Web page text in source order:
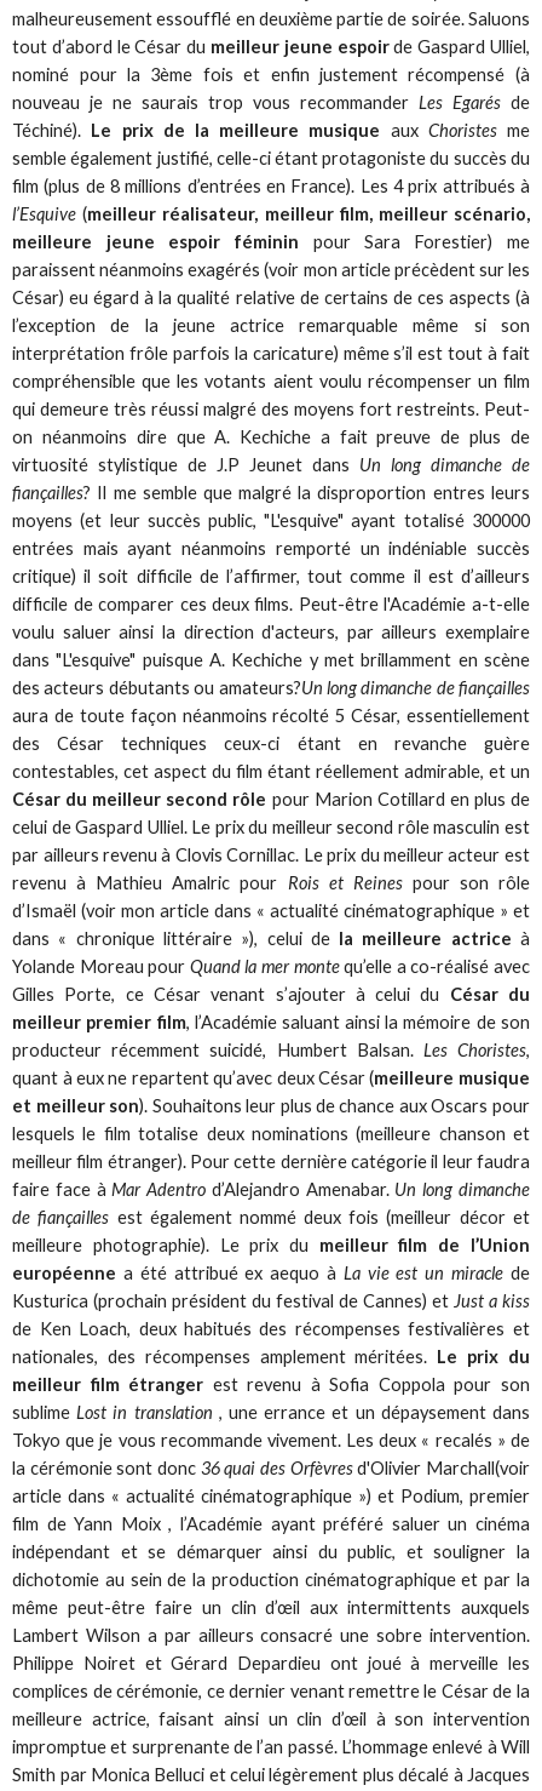
malheureusement essoufflé en deuxième partie de soirée. Saluons
tout d’abord le César du meilleur jeune espoirde Gaspard Ulliel,
nominé pour la 3ème fois et enfin justement récompensé (à
nouveau je ne saurais trop vous recommander Les Egarésde
Téchiné). Le prix de la meilleure musique aux Choristesme
semble également justifié, celle-ci étant protagoniste du succès du
film (plus de 8 millions d’entrées en France). Les 4 prix attribués à
l’Esquive (meilleur réalisateur, meilleur film, meilleur scénario,
meilleure jeune espoir féminin pour Sara Forestier) me
paraissent néanmoins exagérés (voir mon article précèdent sur les
César) eu égard à la qualité relative de certains de ces aspects (à
l’exception de la jeune actrice remarquable même si son
interprétation frôle parfois la caricature) même s’il est tout à fait
compréhensible que les votants aient voulu récompenser un film
qui demeure très réussi malgré des moyens fort restreints. Peut-
on néanmoins dire que A. Kechiche a fait preuve de plus de
virtuosité stylistique de J.P Jeunet dans Un long dimanche de
fiançailles? Il me semble que malgré la disproportion entres leurs
moyens (et leur succès public, "L'esquive" ayant totalisé 300000
entrées mais ayant néanmoins remporté un indéniable succès
critique) il soit difficile de l’affirmer, tout comme il est d’ailleurs
difficile de comparer ces deux films. Peut-être l'Académie a-t-elle
voulu saluer ainsi la direction d'acteurs, par ailleurs exemplaire
dans "L'esquive" puisque A. Kechiche y met brillamment en scène
des acteurs débutants ou amateurs?Un long dimanche de fiançailles
aura de toute façon néanmoins récolté 5 César, essentiellement
des César techniques ceux-ci étant en revanche guère
contestables, cet aspect du film étant réellement admirable, et un
César du meilleur second rôle pour Marion Cotillard en plus de
celui de Gaspard Ulliel. Le prix du meilleur second rôle masculin est
par ailleurs revenu à Clovis Cornillac. Le prix du meilleur acteur est
revenu à Mathieu Amalric pour Rois et Reinespour son rôle
d’Ismaël (voir mon article dans « actualité cinématographique » et
dans « chronique littéraire »), celui de la meilleure actrice à
Yolande Moreau pour Quand la mer montequ’elle a co-réalisé avec
Gilles Porte, ce César venant s’ajouter à celui du César du
meilleur premier film, l’Académie saluant ainsi la mémoire de son
producteur récemment suicidé, Humbert Balsan. Les Choristes,
quant à eux ne repartent qu’avec deux César (meilleure musique
et meilleur son). Souhaitons leur plus de chance aux Oscars pour
lesquels le film totalise deux nominations (meilleure chanson et
meilleur film étranger). Pour cette dernière catégorie il leur faudra
faire face àMar Adentro d’Alejandro Amenabar. Un long dimanche
de fiançailles est également nommé deux fois (meilleur décor et
meilleure photographie). Le prix du meilleur film de l’Union
européenne a été attribué ex aequo à La vie est un miracle de
Kusturica (prochain président du festival de Cannes) et Just a kiss
de Ken Loach, deux habitués des récompenses festivalières et
nationales, des récompenses amplement méritées. Le prix du
meilleur film étranger est revenu à Sofia Coppola pour son
sublimeLost in translation , une errance et un dépaysement dans
Tokyo que je vous recommande vivement. Les deux « recalés » de
la cérémonie sont donc 36 quai des Orfèvresd'Olivier Marchall(voir
article dans « actualité cinématographique ») et Podium, premier
film de Yann Moix , l’Académie ayant préféré saluer un cinéma
indépendant et se démarquer ainsi du public, et souligner la
dichotomie au sein de la production cinématographique et par la
même peut-être faire un clin d’œil aux intermittents auxquels
Lambert Wilson a par ailleurs consacré une sobre intervention.
Philippe Noiret et Gérard Depardieu ont joué à merveille les
complices de cérémonie, ce dernier venant remettre le César de la
meilleure actrice, faisant ainsi un clin d’œil à son intervention
impromptue et surprenante de l’an passé. L’hommage enlevé à Will
Smith par Monica Belluci et celui légèrement plus décalé à Jacques